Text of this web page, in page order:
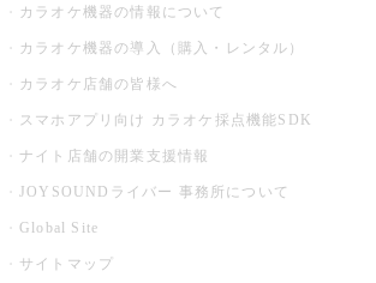
カラオケ機器の情報について
カラオケ機器の導入（購入・レンタル）
カラオケ店舗の皆様へ
スマホアプリ向け カラオケ採点機能SDK
ナイト店舗の開業支援情報
JOYSOUNDライバー 事務所について
Global Site
サイトマップ